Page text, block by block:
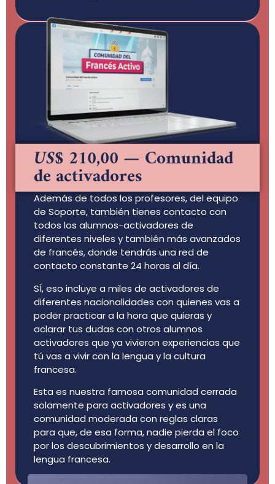
US$ 210,00— Comunidad
de activadores
Además de todos los profesores, del equipo
de Soporte, también tienes contacto con
todos los alumnos-activadores de
diferentes niveles y también más avanzados
de francés, donde tendrás una red de
contacto constante 24 horas al día.
SÍ, eso incluye a miles de activadores de
diferentes nacionalidades con quienes vas a
poder practicar a la hora que quieras y
aclarar tus dudas con otros alumnos
activadores que ya vivieron experiencias que
tú vas a vivir con la lengua y la cultura
francesa.
Esta es nuestra famosa comunidad cerrada
solamente para activadores y es una
comunidad moderada con reglas claras
para que, de esa forma, nadie pierda el foco
por los descubrimientos y desarrollo en la
lengua francesa.